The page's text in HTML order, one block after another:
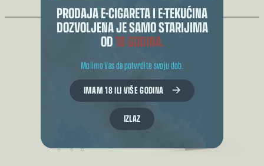
PRODAJA E-CIGARETA I E-TEKUĆINA
DOZVOLJENA JE SAMO STARIJIMA
OD18 GODINA.
Molimo Vas da potvrdite svoju dob.
IMAM 18 ILI VIŠE GODINA
IZLAZ